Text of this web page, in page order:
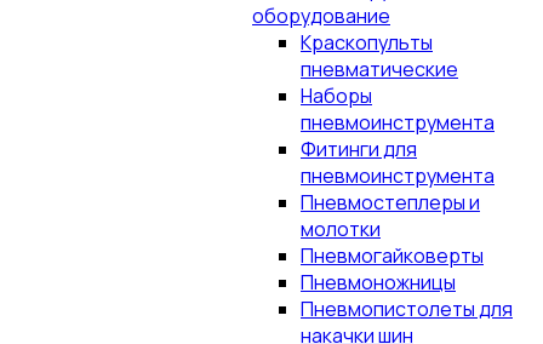
оборудование
Краскопульты
пневматические
Наборы
пневмоинструмента
Фитинги для
пневмоинструмента
Пневмостеплеры и
молотки
Пневмогайковерты
Пневмоножницы
Пневмопистолеты для
накачки шин